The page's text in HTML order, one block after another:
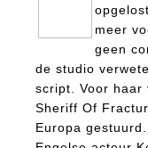
meer
geen
de studio
script. Voor haar
Sheriff Of
Europa